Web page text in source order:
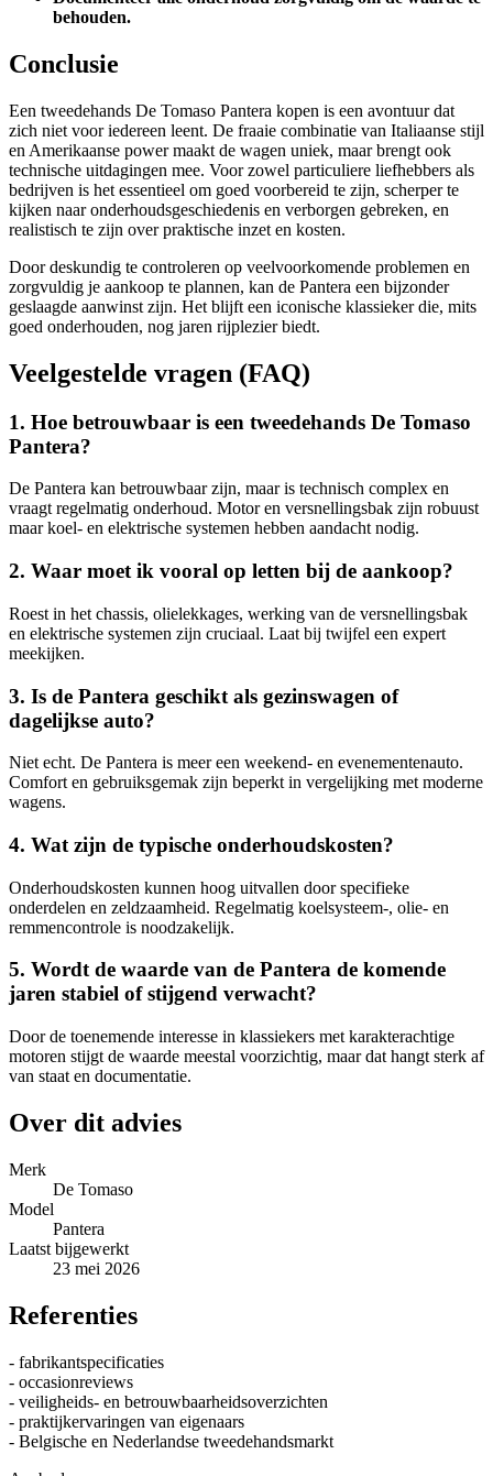
behouden.
Conclusie
Een tweedehands De Tomaso Pantera kopen is een avontuur dat
zich niet voor iedereen leent. De fraaie combinatie van Italiaanse stijl
en Amerikaanse power maakt de wagen uniek, maar brengt ook
technische uitdagingen mee. Voor zowel particuliere liefhebbers als
bedrijven is het essentieel om goed voorbereid te zijn, scherper te
kijken naar onderhoudsgeschiedenis en verborgen gebreken, en
realistisch te zijn over praktische inzet en kosten.
Door deskundig te controleren op veelvoorkomende problemen en
zorgvuldig je aankoop te plannen, kan de Pantera een bijzonder
geslaagde aanwinst zijn. Het blijft een iconische klassieker die, mits
goed onderhouden, nog jaren rijplezier biedt.
Veelgestelde vragen (FAQ)
1. Hoe betrouwbaar is een tweedehands De Tomaso
Pantera?
De Pantera kan betrouwbaar zijn, maar is technisch complex en
vraagt regelmatig onderhoud. Motor en versnellingsbak zijn robuust
maar koel- en elektrische systemen hebben aandacht nodig.
2. Waar moet ik vooral op letten bij de aankoop?
Roest in het chassis, olielekkages, werking van de versnellingsbak
en elektrische systemen zijn cruciaal. Laat bij twijfel een expert
meekijken.
3. Is de Pantera geschikt als gezinswagen of
dagelijkse auto?
Niet echt. De Pantera is meer een weekend- en evenementenauto.
Comfort en gebruiksgemak zijn beperkt in vergelijking met moderne
wagens.
4. Wat zijn de typische onderhoudskosten?
Onderhoudskosten kunnen hoog uitvallen door specifieke
onderdelen en zeldzaamheid. Regelmatig koelsysteem-, olie- en
remmencontrole is noodzakelijk.
5. Wordt de waarde van de Pantera de komende
jaren stabiel of stijgend verwacht?
Door de toenemende interesse in klassiekers met karakterachtige
motoren stijgt de waarde meestal voorzichtig, maar dat hangt sterk af
van staat en documentatie.
Over dit advies
Merk
De Tomaso
Model
Pantera
Laatst bijgewerkt
23 mei 2026
Referenties
- fabrikantspecificaties
- occasionreviews
- veiligheids- en betrouwbaarheidsoverzichten
- praktijkervaringen van eigenaars
- Belgische en Nederlandse tweedehandsmarkt